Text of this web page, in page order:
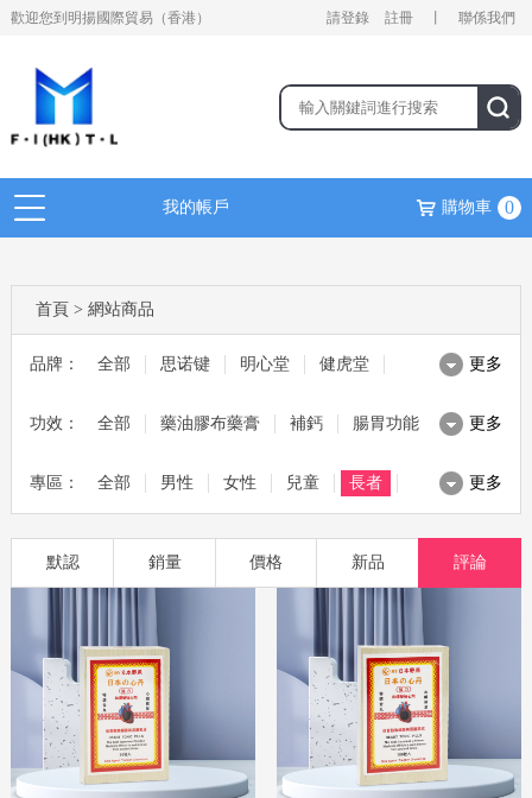
歡迎您到明揚國際貿易（香港） 請登錄 註冊 聯係我們
我的帳戶 購物車 0
首頁 > 網站商品
品牌： 全部 思诺键 明心堂 健虎堂
麥林 MAGLIN 茱比 JUBEE 健熙堂
日本野原 ALN 腸胃寶 寶源堂
欧明记
更多
功效： 全部 藥油膠布藥膏 補鈣 腸胃功能
滋補湯料 美容美妝 綜合保健
功能藥品 食品
更多
專區： 全部 男性 女性 兒童 長者
滋補 孕嬰 洗護 美妝
更多
默認 銷量 價格 新品 評論